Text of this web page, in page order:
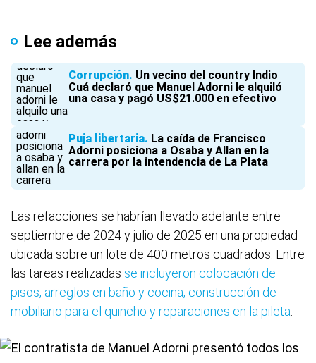
Lee además
Corrupción Un vecino del country Indio
Cuá declaró que Manuel Adorni le alquiló
una casa y pagó US$21.000 en efectivo
Puja libertaria La caída de Francisco
Adorni posiciona a Osaba y Allan en la
carrera por la intendencia de La Plata
Las refacciones se habrían llevado adelante entre
septiembre de 2024 y julio de 2025 en una propiedad
ubicada sobre un lote de 400 metros cuadrados. Entre
las tareas realizadas se incluyeron colocación de
pisos, arreglos en baño y cocina, construcción de
mobiliario para el quincho y reparaciones en la pileta